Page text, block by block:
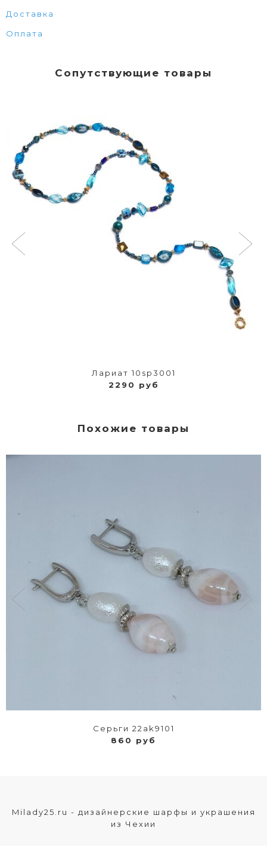
Доставка
Оплата
Сопутствующие товары
Лариат 10sp3001
2290 руб
Похожие товары
Серьги 22ak9101
860 руб
Milady25.ru - дизайнерские шарфы и украшения
из Чехии